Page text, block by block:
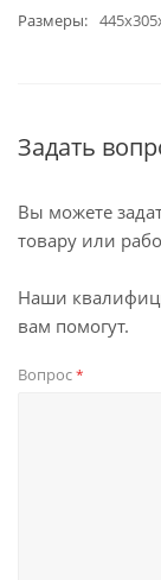
Размеры
Задать
Вы можете
товару или
Наши
вам помогут.
Вопрос*